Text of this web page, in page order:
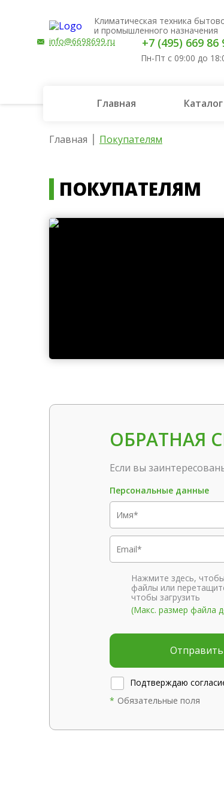
Климатическая техника
и промышленного назначения
info@6698699.ru +7 (495) 669 86
Пн-Пт с 09:00 до
Главная Каталог
Главная Покупателям
ПОКУПАТЕЛЯМ
ОБРАТНАЯ
Если вы
Персональные данные
Нажмите здесь,
файлы или
чтобы загрузить
(Макс. размер файла
Отправить
Подтверждаю
* Обязательные поля